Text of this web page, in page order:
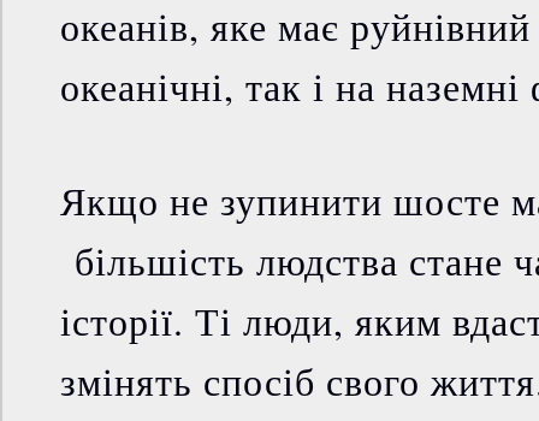
океанів, яке має
океанічні, так і на
Якщо не зупинити шосте
більшість людства стане
історії. Ті люди, яким
змінять спосіб свого